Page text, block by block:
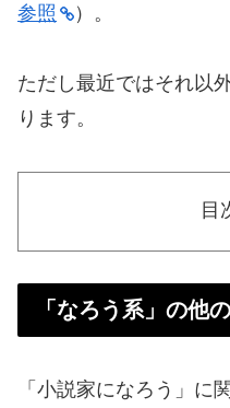
参照
）。
ただし最近ではそれ以
ります。
目
「なろう系」の他
「小説家になろう」に